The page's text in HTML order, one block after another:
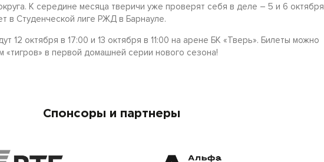
К середине месяца тверичи уже проверят себя в деле – 5 и 6 октября
в Студенческой лиге РЖД в Барнауле.
12 октября в 17:00 и 13 октября в 11:00 на арене БК «Тверь». Билеты можно
в первой домашней серии нового сезона!
Спонсоры и партнеры